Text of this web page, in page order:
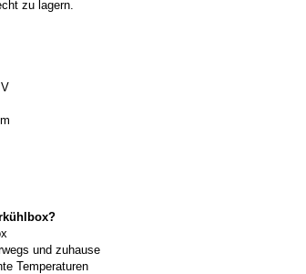
zu lagern.
und zuhause
Temperaturen